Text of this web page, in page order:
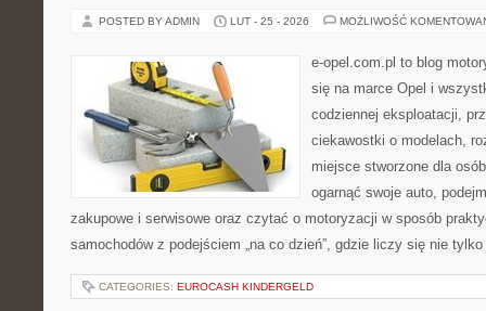
POSTED BY ADMIN LUT - 25 - 2026 MOŻLIWOŚĆ
e-opel.com.pl to blog
się na marce Opel i
codziennej eksploatacji,
ciekawostki o modelach,
miejsce stworzone dla
ogarnąć swoje auto,
zakupowe i serwisowe oraz czytać o motoryzacji w sposób
samochodów z podejściem „na co dzień”, gdzie liczy się nie
CATEGORIES: EUROCASH KINDERGELD